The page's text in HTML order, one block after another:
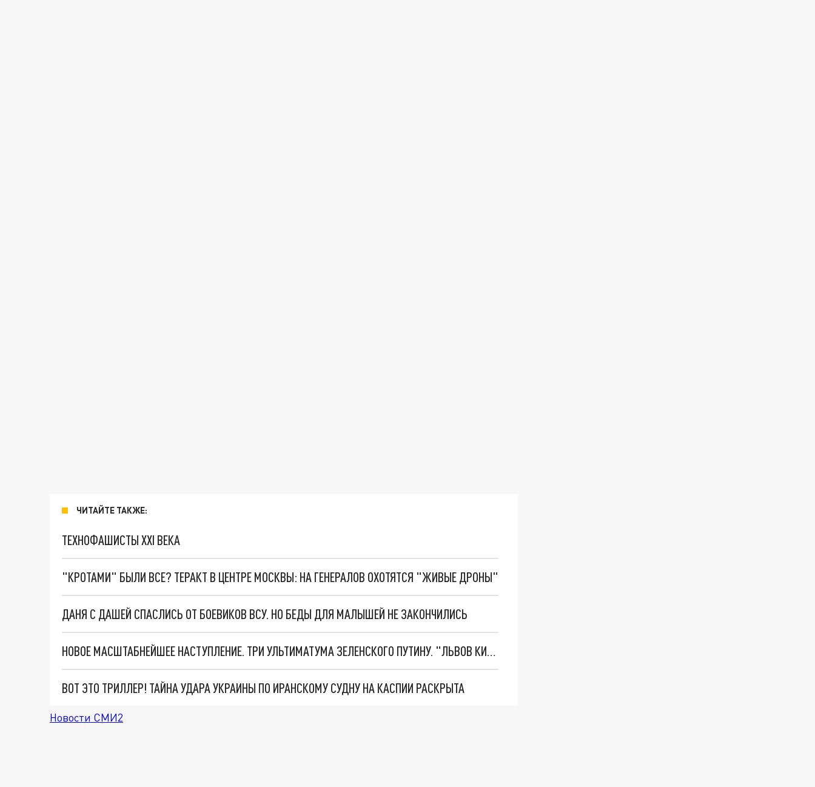
ЧИТАЙТЕ ТАКЖЕ:
ТЕХНОФАШИСТЫ XXI ВЕКА
"КРОТАМИ" БЫЛИ ВСЕ? ТЕРАКТ В ЦЕНТРЕ МОСКВЫ: НА ГЕНЕРАЛОВ ОХОТЯТСЯ "ЖИВЫЕ ДРОНЫ"
ДАНЯ С ДАШЕЙ СПАСЛИСЬ ОТ БОЕВИКОВ ВСУ. НО БЕДЫ ДЛЯ МАЛЫШЕЙ НЕ ЗАКОНЧИЛИСЬ
НОВОЕ МАСШТАБНЕЙШЕЕ НАСТУПЛЕНИЕ. ТРИ УЛЬТИМАТУМА ЗЕЛЕНСКОГО ПУТИНУ. "ЛЬВОВ КИМА" ПОСТАВЯТ НА ПВО? ГЛОБАЛЬНЫЙ ПРОРЫВ ПОД ЗАПОРОЖЬЕМ
ВОТ ЭТО ТРИЛЛЕР! ТАЙНА УДАРА УКРАИНЫ ПО ИРАНСКОМУ СУДНУ НА КАСПИИ РАСКРЫТА
Новости СМИ2